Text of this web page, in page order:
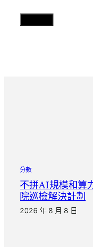
分數
不拼AI規模和算
院巡檢解決計劃
2026 年 8 月 8 日